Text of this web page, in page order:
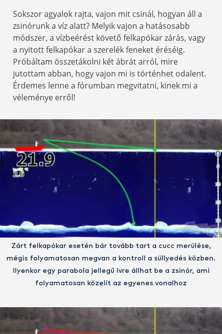
Sokszor agyalok rajta, vajon mit csinál, hogyan áll a
zsinórunk a víz alatt? Melyik vajon a hatásosabb
módszer, a vízbeérést követő felkapókar zárás, vagy
a nyitott felkapókar a szerelék feneket éréséig.
Próbáltam összetákolni két ábrát arról, mire
jutottam abban, hogy vajon mi is történhet odalent.
Érdemes lenne a fórumban megvitatni, kinek mi a
véleménye erről!
Zárt felkapókar esetén bár tovább tart a cucc merülése,
mégis folyamatosan megvan a kontroll a süllyedés közben.
Ilyenkor egy parabola jellegű ívre állhat be a zsinór, ami
folyamatosan közelít az egyenes vonalhoz